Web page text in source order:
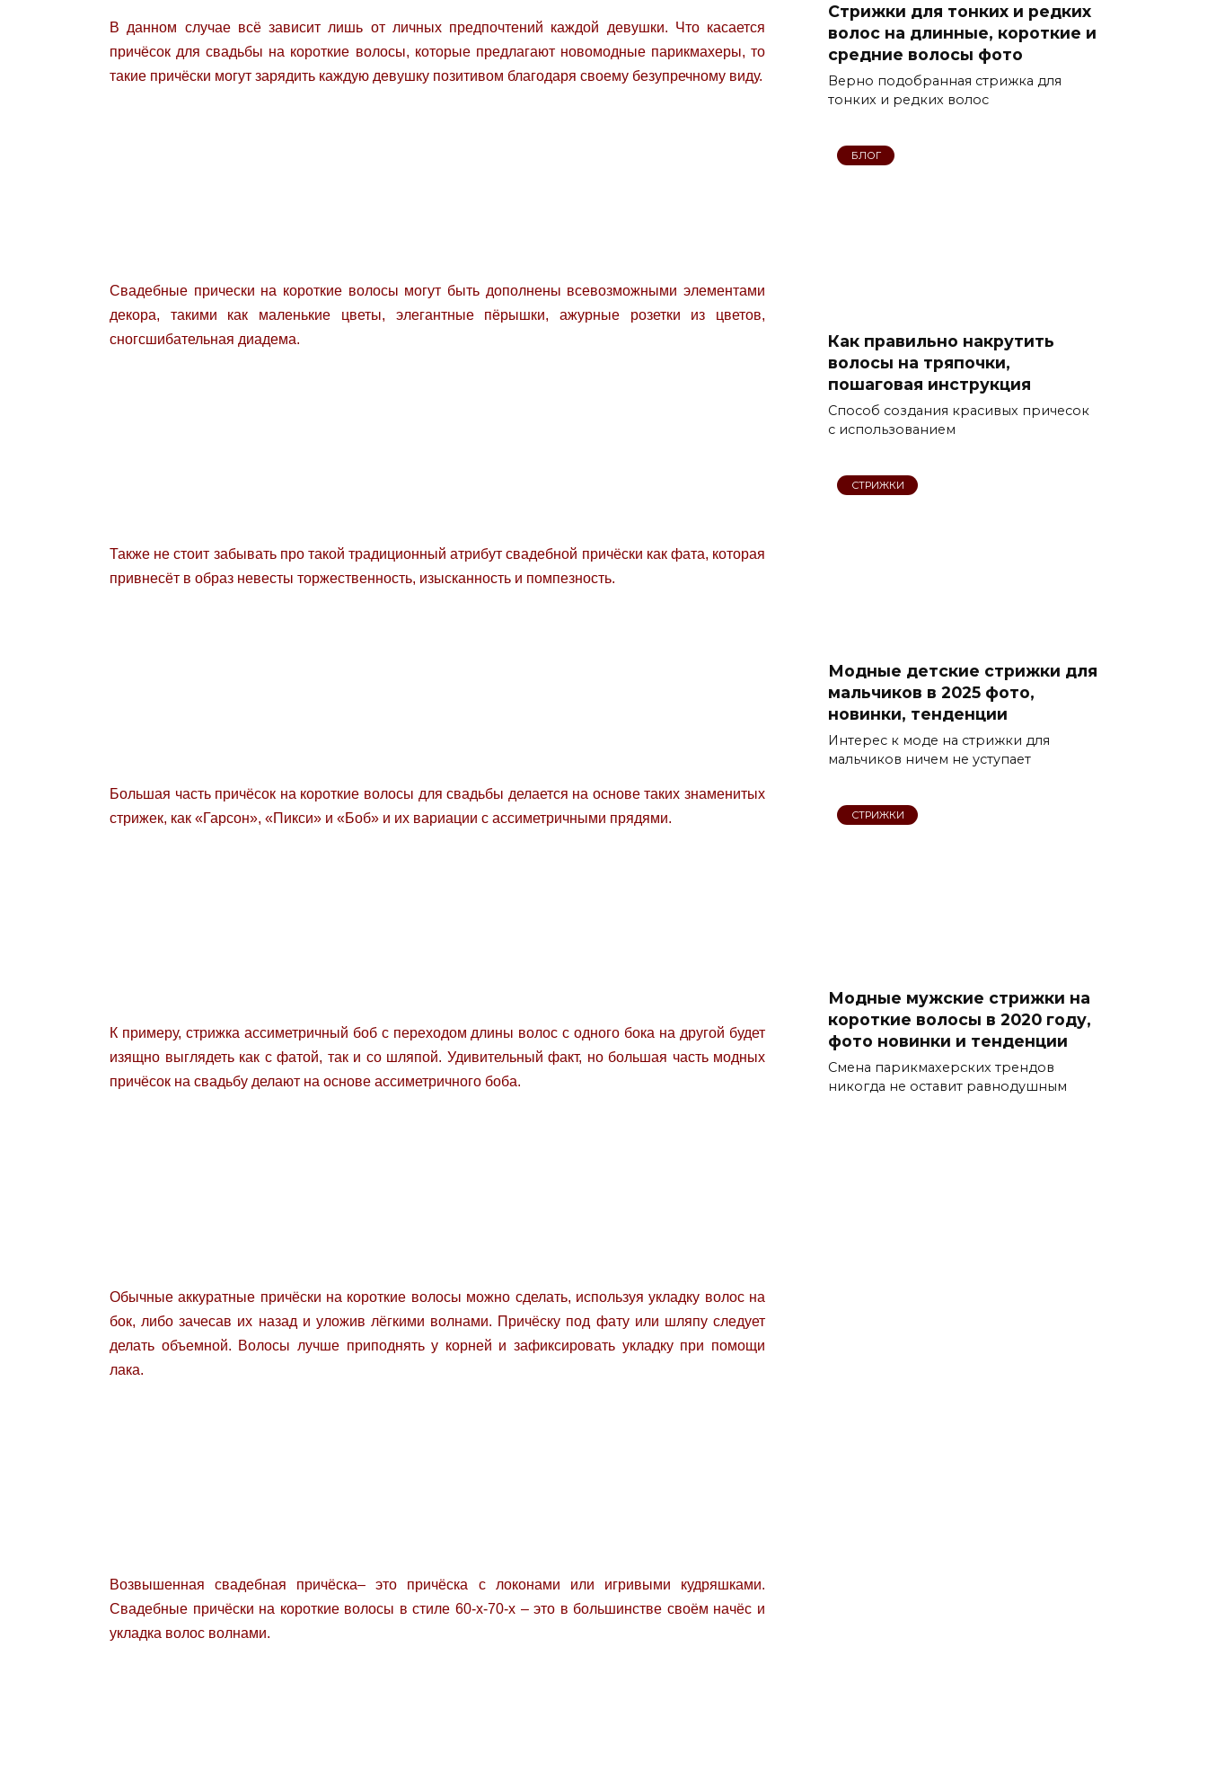
В данном случае всё зависит лишь от личных предпочтений каждой девушки. Что касается
причёсок для свадьбы на короткие волосы, которые предлагают новомодные парикмахеры, то
такие причёски могут зарядить каждую девушку позитивом благодаря своему безупречному виду.
Свадебные прически на короткие волосы могут быть дополнены всевозможными элементами
декора, такими как маленькие цветы, элегантные пёрышки, ажурные розетки из цветов,
сногсшибательная диадема.
Также не стоит забывать про такой традиционный атрибут свадебной причёски как фата, которая
привнесёт в образ невесты торжественность, изысканность и помпезность.
Большая часть причёсок на короткие волосы для свадьбы делается на основе таких знаменитых
стрижек, как «Гарсон», «Пикси» и «Боб» и их вариации с ассиметричными прядями.
К примеру, стрижка ассиметричный боб с переходом длины волос с одного бока на другой будет
изящно выглядеть как с фатой, так и со шляпой. Удивительный факт, но большая часть модных
причёсок на свадьбу делают на основе ассиметричного боба.
Обычные аккуратные причёски на короткие волосы можно сделать, используя укладку волос на
бок, либо зачесав их назад и уложив лёгкими волнами. Причёску под фату или шляпу следует
делать объемной. Волосы лучше приподнять у корней и зафиксировать укладку при помощи
лака.
Возвышенная свадебная причёска– это причёска с локонами или игривыми кудряшками.
Свадебные причёски на короткие волосы в стиле 60-х-70-х – это в большинстве своём начёс и
укладка волос волнами.
Стрижки для тонких и редких
волос на длинные, короткие и
средние волосы фото
Верно подобранная стрижка для
тонких и редких волос
БЛОГ
Как правильно накрутить
волосы на тряпочки,
пошаговая инструкция
Способ создания красивых причесок
с использованием
СТРИЖКИ
Модные детские стрижки для
мальчиков в 2025 фото,
новинки, тенденции
Интерес к моде на стрижки для
мальчиков ничем не уступает
СТРИЖКИ
Модные мужские стрижки на
короткие волосы в 2020 году,
фото новинки и тенденции
Смена парикмахерских трендов
никогда не оставит равнодушным